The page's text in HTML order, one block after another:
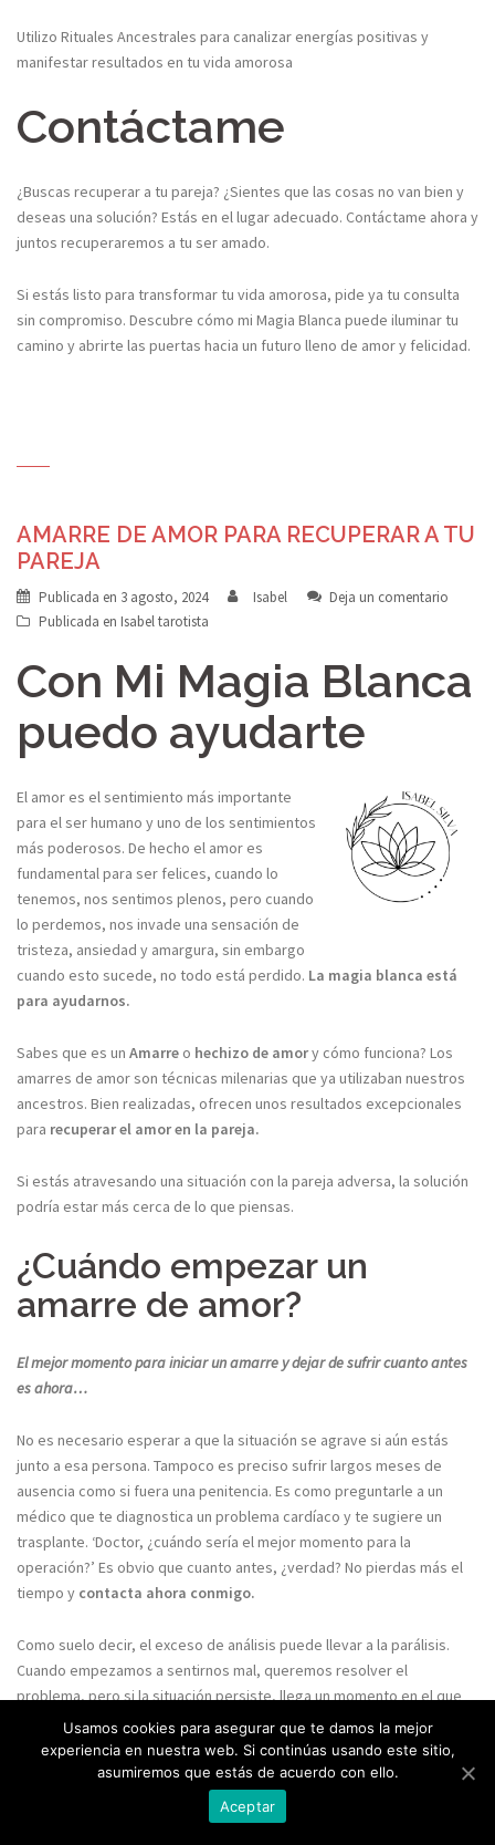
Utilizo Rituales Ancestrales para canalizar energías positivas y
manifestar resultados en tu vida amorosa
Contáctame
¿Buscas recuperar a tu pareja? ¿Sientes que las cosas no van bien y
deseas una solución? Estás en el lugar adecuado. Contáctame ahora y
juntos recuperaremos a tu ser amado.
Si estás listo para transformar tu vida amorosa, pide ya tu consulta
sin compromiso. Descubre cómo mi Magia Blanca puede iluminar tu
camino y abrirte las puertas hacia un futuro lleno de amor y felicidad.
AMARRE DE AMOR PARA RECUPERAR A TU
PAREJA
Publicada en 3 agosto, 2024 Isabel
Deja un comentario
Publicada en Isabel tarotista
Con Mi Magia Blanca
puedo ayudarte
El amor es el sentimiento más importante
para el ser humano y uno de los sentimientos
más poderosos. De hecho el amor es
fundamental para ser felices, cuando lo
tenemos, nos sentimos plenos, pero cuando
lo perdemos, nos invade una sensación de
tristeza, ansiedad y amargura, sin embargo
cuando esto sucede, no todo está perdido. La magia blanca está
para ayudarnos.
Sabes que es un Amarre o hechizo de amory cómo funciona? Los
amarres de amor son técnicas milenarias que ya utilizaban nuestros
ancestros. Bien realizadas, ofrecen unos resultados excepcionales
para recuperar el amor en la pareja.
Si estás atravesando una situación con la pareja adversa, la solución
podría estar más cerca de lo que piensas.
¿Cuándo empezar un
amarre de amor?​
El mejor momento para iniciar un amarre y dejar de sufrir cuanto antes
es ahora…
No es necesario esperar a que la situación se agrave si aún estás
junto a esa persona. Tampoco es preciso sufrir largos meses de
ausencia como si fuera una penitencia. Es como preguntarle a un
médico que te diagnostica un problema cardíaco y te sugiere un
trasplante. ‘Doctor, ¿cuándo sería el mejor momento para la
operación?’ Es obvio que cuanto antes, ¿verdad? No pierdas más el
tiempo y contacta ahora conmigo.
Como suelo decir, el exceso de análisis puede llevar a la parálisis.
Cuando empezamos a sentirnos mal, queremos resolver el
problema, pero si la situación persiste, llega un momento enel que
nos resignamos e incluso podemos llegar a acostumbrarnos a ella,
aunque parezca difícilde creer. Esto ocurre con más frecuencia de lo
que imaginamos.
Cada día que pasa, existe un mayor riesgo de que la persona
Usamos cookies para asegurar que te damos la mejor
experiencia en nuestra web. Si continúas usando este sitio,
asumiremos que estás de acuerdo con ello.
Aceptar